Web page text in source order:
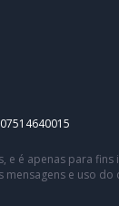
e é apenas para
e uso